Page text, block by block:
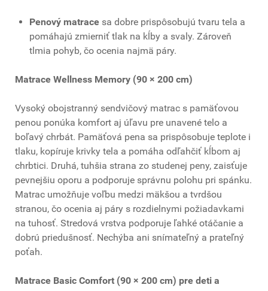
Penový matrace sa dobre prispôsobujú tvaru tela a
pomáhajú zmierniť tlak na kĺby a svaly. Zároveň
tlmia pohyb, čo ocenia najmä páry.
Matrace Wellness Memory (90 × 200 cm)
Vysoký obojstranný sendvičový matrac s pamäťovou
penou ponúka komfort aj úľavu pre unavené telo a
boľavý chrbát. Pamäťová pena sa prispôsobuje teplote i
tlaku, kopíruje krivky tela a pomáha odľahčiť kĺbom aj
chrbtici. Druhá, tuhšia strana zo studenej peny, zaisťuje
pevnejšiu oporu a podporuje správnu polohu pri spánku.
Matrac umožňuje voľbu medzi mäkšou a tvrdšou
stranou, čo ocenia aj páry s rozdielnymi požiadavkami
na tuhosť. Stredová vrstva podporuje ľahké otáčanie a
dobrú priedušnosť. Nechýba ani snímateľný a prateľný
poťah.
Matrace Basic Comfort (90 × 200 cm) pre deti a